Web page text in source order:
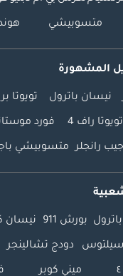
متسوبيشي
المشهورة
نيسان باترول تويوتا
تويوتا راف 4 فورد
جيب رانجلر متسوبيشي
بورش 911
سيلتوس دودج تشالينجر
ميني كوبر